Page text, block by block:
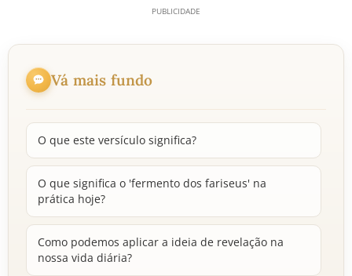
Vá mais fundo
O que este versículo significa?
O que significa o 'fermento dos fariseus' na
prática hoje?
Como podemos aplicar a ideia de revelação na
nossa vida diária?